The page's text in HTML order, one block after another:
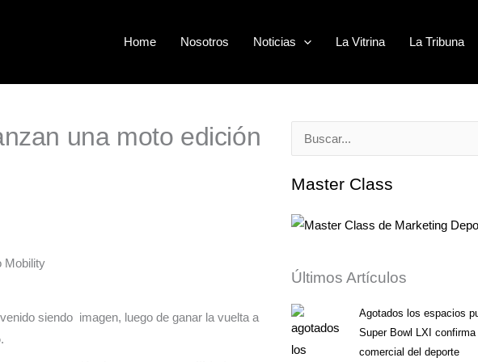
Home Nosotros Noticias La Vitrina La Tribuna
una moto edición
siendo imagen, luego de ganar la vuelta a
.
Buscar
Master Class
Últimos Artículos
Agotados los espacios
Super Bowl LXI confirma
comercial del deporte